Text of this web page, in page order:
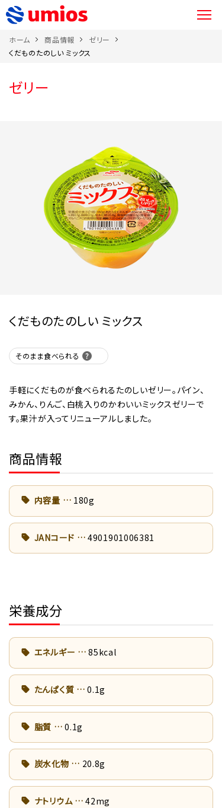
ホーム 商品情報
ゼリー
くだものたのしい ミックス
ゼリー
くだものたのしい ミックス
そのまま食べられる
手軽にくだものが食べられるたのしいゼリー。パイン、
みかん、りんご、白桃入りのかわいいミックスゼリーで
す。果汁が入ってリニューアルしました。
商品情報
内容量 180g
JANコード 4901901006381
栄養成分
エネルギー 85kcal
たんぱく質 0.1g
脂質 0.1g
炭水化物 20.8g
ナトリウム 42mg